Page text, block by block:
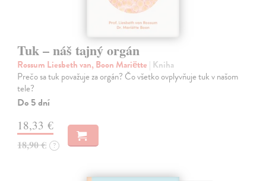
Tuk – náš tajný orgán
Rossum Liesbeth van, Boon Mariëtte | Kniha
Prečo sa tuk považuje za orgán? Čo všetko ovplyvňuje tuk v našom
tele?
Do 5 dní
18,33 €
18,90 € ?